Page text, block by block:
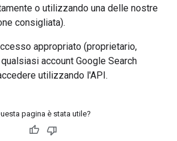
o utilizzando una delle nostre
consigliata).
appropriato (proprietario,
account Google Search
utilizzando l'API.
pagina è stata utile?